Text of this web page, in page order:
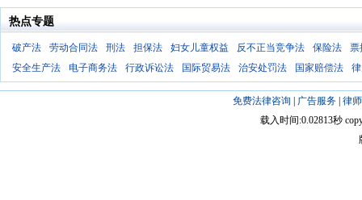
热点专题
破产法 劳动合同法 刑法 担保法 妇女儿童权益 反不正当竞争法 保险法
票
安全生产法
电子商务法 行政诉讼法 国际贸易法 治安处罚法 国家赔偿法
免费法律咨询 广告服务| 律
载入时间:0.02813秒